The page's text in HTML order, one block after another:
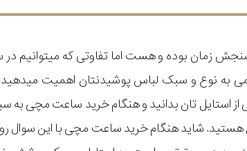
سنجش زمان بوده و هست اما تفاوتی که
به نوع و سبک لباس پوشیدنتان اهمیت میدهید
استایل تان بدانید و هنگام خرید ساعت مچی
شاید هنگام خرید ساعت مچی با این سوال رو